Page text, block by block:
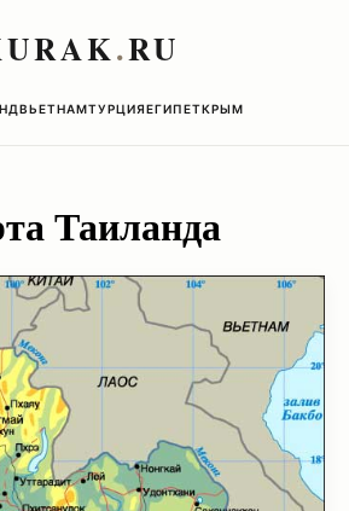
.RU
ВЬЕТНАМТУРЦИЯЕГИПЕТКРЫМ
Таиланда